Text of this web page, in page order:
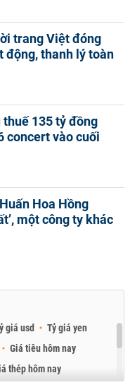
trang Việt đóng
động, thanh lý toàn
135 tỷ đồng
concert vào cuối
Hoa Hồng
một công ty khác
giá usd
Tỷ giá yen
Giá tiêu hôm nay
thép hôm nay